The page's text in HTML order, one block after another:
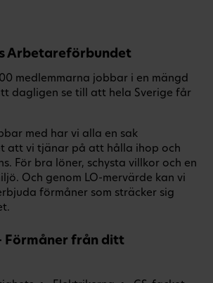
Arbetareförbundet
medlemmarna jobbar i en mängd
dagligen se till att hela Sverige får
med har vi alla en sak
att vi tjänar på att hålla ihop och
För bra löner, schysta villkor och en
Och genom LO-mervärde kan vi
förmåner som sträcker sig
Förmåner från ditt